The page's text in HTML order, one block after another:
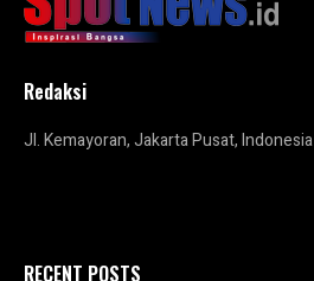
Redaksi
Jl. Kemayoran, Jakarta Pusat, Indonesia
RECENT POSTS